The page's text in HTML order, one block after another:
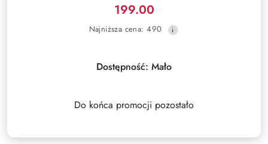
Cena
promocyjna:
199.00
Najniższa
30
dni
Najniższa cena: 490
Dostępność: Mało
Do końca promocji pozostało